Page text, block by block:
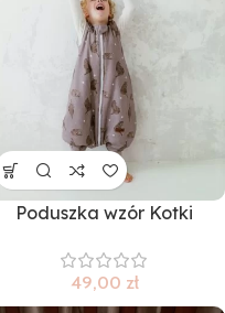
Poduszka wzór Kotki
49,00 zł